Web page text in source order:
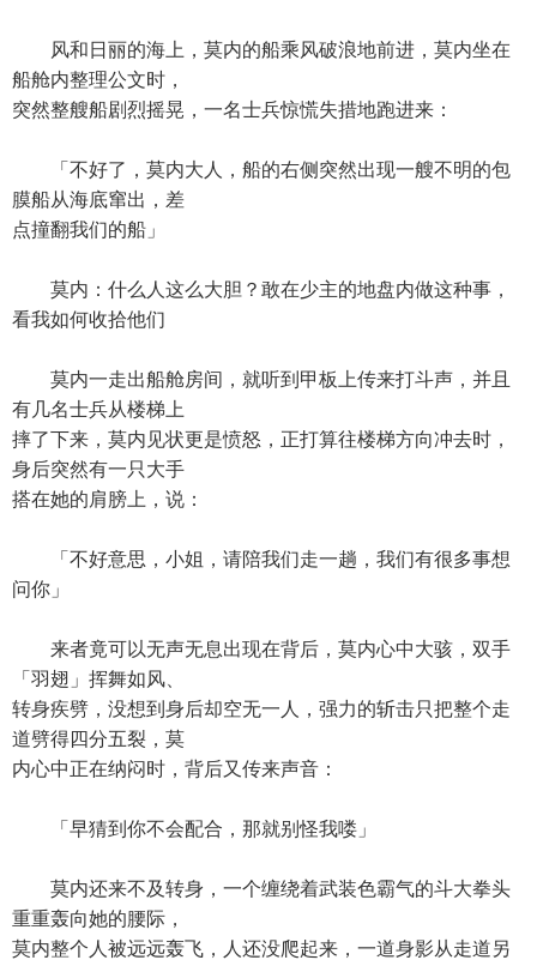
风和日丽的海上，莫内的船乘风破浪地前进，莫内坐在
船舱内整理公文时，
突然整艘船剧烈摇晃，一名士兵惊慌失措地跑进来：
「不好了，莫内大人，船的右侧突然出现一艘不明的包
膜船从海底窜出，差
点撞翻我们的船」
莫内：什么人这么大胆？敢在少主的地盘内做这种事，
看我如何收拾他们
莫内一走出船舱房间，就听到甲板上传来打斗声，并且
有几名士兵从楼梯上
摔了下来，莫内见状更是愤怒，正打算往楼梯方向冲去时，
身后突然有一只大手
搭在她的肩膀上，说：
「不好意思，小姐，请陪我们走一趟，我们有很多事想
问你」
来者竟可以无声无息出现在背后，莫内心中大骇，双手
「羽翅」挥舞如风、
转身疾劈，没想到身后却空无一人，强力的斩击只把整个走
道劈得四分五裂，莫
内心中正在纳闷时，背后又传来声音：
「早猜到你不会配合，那就别怪我喽」
莫内还来不及转身，一个缠绕着武装色霸气的斗大拳头
重重轰向她的腰际，
莫内整个人被远远轰飞，人还没爬起来，一道身影从走道另